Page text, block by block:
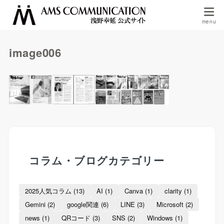
image006
コラム・ブログカテゴリー
2025人気コラム (13) AI (1) Canva(1) clarity (1)
Gemini(2) google関連 (6) LINE (3) Microsoft(2)
news (1) QRコード (3) SNS (2) Windows (1)